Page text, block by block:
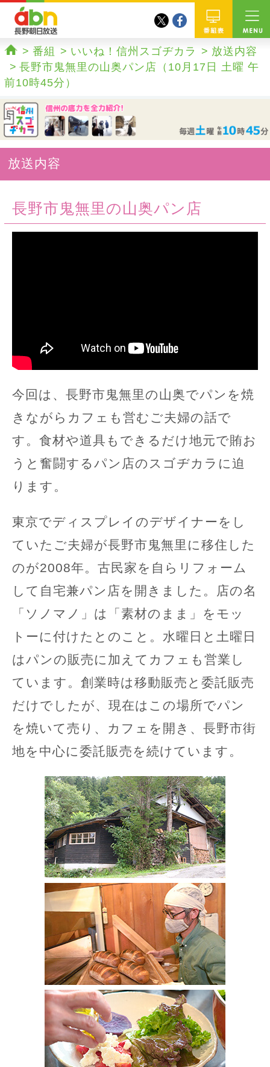
番組
twitterfacebook
ホーム
番組 いいね！信州スゴヂカラ
放送内容
長野市鬼無里の山奥パン店（10月17日 土曜 午
前10時45分）
放送内容
長野市鬼無里の山奥パン店
今回は、長野市鬼無里の山奥でパンを焼
きながらカフェも営むご夫婦の話で
す。食材や道具もできるだけ地元で賄お
うと奮闘するパン店のスゴヂカラに迫
ります。
東京でディスプレイのデザイナーをし
ていたご夫婦が長野市鬼無里に移住した
のが2008年。古民家を自らリフォーム
して自宅兼パン店を開きました。店の名
「ソノマノ」は「素材のまま」をモッ
トーに付けたとのこと。水曜日と土曜日
はパンの販売に加えてカフェも営業し
ています。創業時は移動販売と委託販売
だけでしたが、現在はこの場所でパン
を焼いて売り、カフェを開き、長野市街
地を中心に委託販売を続けています。